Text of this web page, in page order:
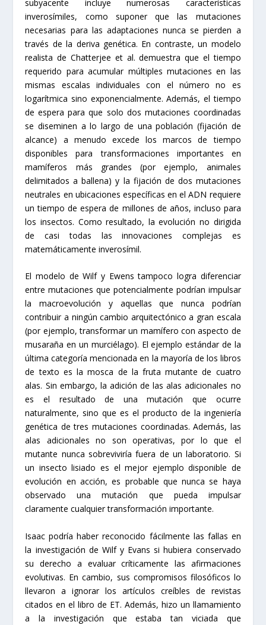
subyacente incluye numerosas características
inverosímiles, como suponer que las mutaciones
necesarias para las adaptaciones nunca se pierden a
través de la deriva genética. En contraste, un modelo
realista de Chatterjee et al. demuestra que el tiempo
requerido para acumular múltiples mutaciones en las
mismas escalas individuales con el número no es
logarítmica sino exponencialmente. Además, el tiempo
de espera para que solo dos mutaciones coordinadas
se diseminen a lo largo de una población (fijación de
alcance) a menudo excede los marcos de tiempo
disponibles para transformaciones importantes en
mamíferos más grandes (por ejemplo, animales
delimitados a ballena) y la fijación de dos mutaciones
neutrales en ubicaciones específicas en el ADN requiere
un tiempo de espera de millones de años, incluso para
los insectos. Como resultado, la evolución no dirigida
de casi todas las innovaciones complejas es
matemáticamente inverosímil.
El modelo de Wilf y Ewens tampoco logra diferenciar
entre mutaciones que potencialmente podrían impulsar
la macroevolución y aquellas que nunca podrían
contribuir a ningún cambio arquitectónico a gran escala
(por ejemplo, transformar un mamífero con aspecto de
musaraña en un murciélago). El ejemplo estándar de la
última categoría mencionada en la mayoría de los libros
de texto es la mosca de la fruta mutante de cuatro
alas. Sin embargo, la adición de las alas adicionales no
es el resultado de una mutación que ocurre
naturalmente, sino que es el producto de la ingeniería
genética de tres mutaciones coordinadas. Además, las
alas adicionales no son operativas, por lo que el
mutante nunca sobreviviría fuera de un laboratorio. Si
un insecto lisiado es el mejor ejemplo disponible de
evolución en acción, es probable que nunca se haya
observado una mutación que pueda impulsar
claramente cualquier transformación importante.
Isaac podría haber reconocido fácilmente las fallas en
la investigación de Wilf y Evans si hubiera conservado
su derecho a evaluar críticamente las afirmaciones
evolutivas. En cambio, sus compromisos filosóficos lo
llevaron a ignorar los artículos creíbles de revistas
citados en el libro de ET. Además, hizo un llamamiento
a la investigación que estaba tan viciada que